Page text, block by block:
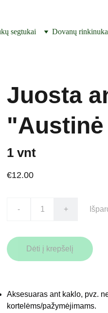
segtukai Dovanų
Juosta
1 vnt
€12.00
- +
Dėti į krepšelį
Aksesuaras ant kaklo, pvz.
kortelėms/pažymėjimams.